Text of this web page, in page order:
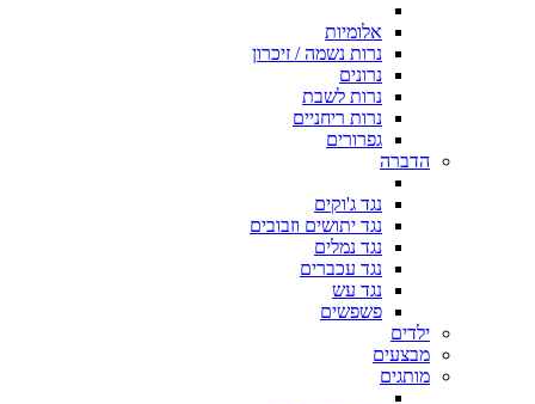
אלומיות
נרות נשמה / זיכרון
נרונים
נרות לשבת
נרות ריחניים
גפרורים
הדברה
נגד ג'וקים
נגד יתושים וזבובים
נגד נמלים
נגד עכברים
נגד עש
פשפשים
ילדים
מבצעים
מותגים